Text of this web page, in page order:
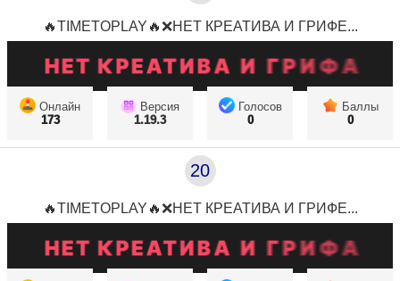
🔥TIMETOPLAY🔥❌НЕТ КРЕАТИВА И ГРИФЕ...
Онлайн
173
Версия
1.19.3
Голосов
0
Баллы
0
20
🔥TIMETOPLAY🔥❌НЕТ КРЕАТИВА И ГРИФЕ...